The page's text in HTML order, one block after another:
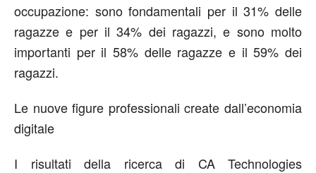
occupazione: sono fondamentali per il 31% delle
ragazze e per il 34% dei ragazzi, e sono molto
importanti per il 58% delle ragazze e il 59% dei
ragazzi.
Le nuove figure professionali create dall’economia
digitale
I risultati della ricerca di CA Technologies